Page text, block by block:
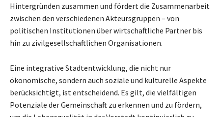
Hintergründen zusammen und fördert die Zusammenarbeit
zwischen den verschiedenen Akteursgruppen – von
politischen Institutionen über wirtschaftliche Partner bis
hin zu zivilgesellschaftlichen Organisationen.
Eine integrative Stadtentwicklung, die nicht nur
ökonomische, sondern auch soziale und kulturelle Aspekte
berücksichtigt, ist entscheidend. Es gilt, die vielfältigen
Potenziale der Gemeinschaft zu erkennen und zu fördern,